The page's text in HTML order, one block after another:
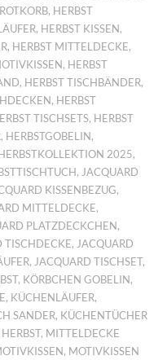
, HERBST
, HERBST KISSEN ,
, HERBST MITTELDECKE,
, HERBST
, HERBST TISCHBÄNDER,
, HERBST
TISCHSETS, HERBST
, HERBSTGOBELIN ,
HERBSTKOLLEKTION 2025,
, JACQUARD
KISSENBEZUG,
MITTELDECKE,
PLATZDECKCHEN ,
TISCHDECKE, JACQUARD
, JACQUARD TISCHSET,
, KÖRBCHEN GOBELIN ,
, KÜCHENLÄUFER,
SANDER, KÜCHENTÜCHER
HERBST, MITTELDECKE
, MOTIVKISSEN